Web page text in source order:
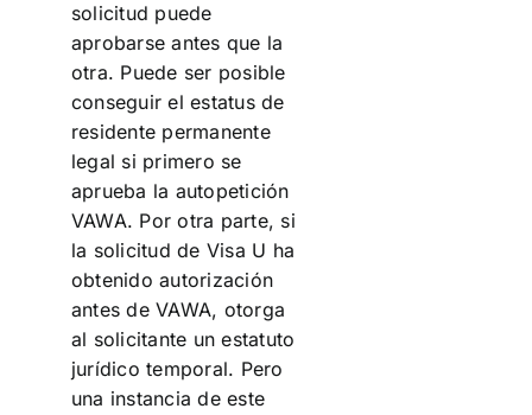
solicitud puede
aprobarse antes que la
otra. Puede ser posible
conseguir el estatus de
residente permanente
legal si primero se
aprueba la autopetición
VAWA. Por otra parte, si
la solicitud de Visa U ha
obtenido autorización
antes de VAWA, otorga
al solicitante un estatuto
jurídico temporal. Pero
una instancia de este